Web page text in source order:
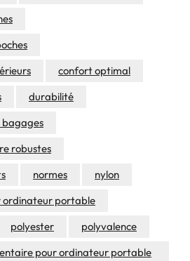
confort optimal
durabilité
robustes
normes
nylon
ordinateur portable
polyester
polyvalence
pour ordinateur portable